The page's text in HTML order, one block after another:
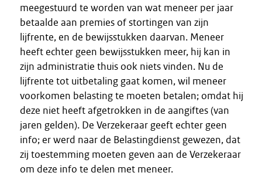
meegestuurd te worden van wat meneer per jaar
betaalde aan premies of stortingen van zijn
lijfrente, en de bewijsstukken daarvan. Meneer
heeft echter geen bewijsstukken meer, hij kan in
zijn administratie thuis ook niets vinden. Nu de
lijfrente tot uitbetaling gaat komen, wil meneer
voorkomen belasting te moeten betalen; omdat hij
deze niet heeft afgetrokken in de aangiftes (van
jaren gelden). De Verzekeraar geeft echter geen
info; er werd naar de Belastingdienst gewezen, dat
zij toestemming moeten geven aan de Verzekeraar
om deze info te delen met meneer.